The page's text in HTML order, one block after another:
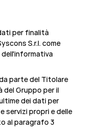
per finalità
S.r.l. come
informativa
parte del Titolare
del Gruppo per il
dei dati per
servizi propri e delle
al paragrafo 3